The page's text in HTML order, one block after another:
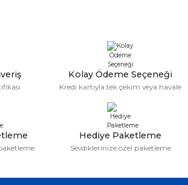
sitelerden daha pahalı.
Kolay Ödeme Seçeneği
Kredi kartıyla tek çekim veya havale
Hediye Paketleme
Sevdiklerinize özel paketleme